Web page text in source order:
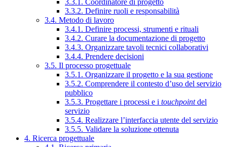
3.3.1. Coordinatore di progetto
3.3.2. Definire ruoli e responsabilità
3.4. Metodo di lavoro
3.4.1. Definire processi, strumenti e rituali
3.4.2. Curare la documentazione di progetto
3.4.3. Organizzare tavoli tecnici collaborativi
3.4.4. Prendere decisioni
3.5. Il processo progettuale
3.5.1. Organizzare il progetto e la sua gestione
3.5.2. Comprendere il contesto d’uso del servizio
pubblico
3.5.3. Progettare i processi e i touchpointdel
servizio
3.5.4. Realizzare l’interfaccia utente del servizio
3.5.5. Validare la soluzione ottenuta
4. Ricerca progettuale